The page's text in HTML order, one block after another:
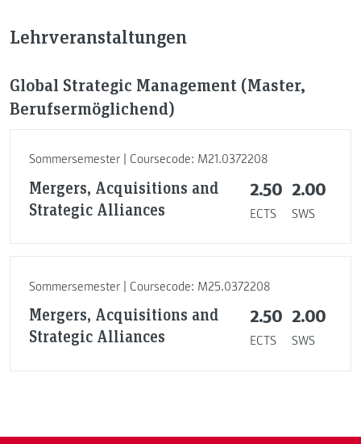
Lehrveranstaltungen
Global Strategic Management (Master,
Berufsermöglichend)
Sommersemester | Coursecode: M21.0372208
Mergers, Acquisitions and
Strategic Alliances
2.50
ECTS
2.00
SWS
Sommersemester | Coursecode: M25.0372208
Mergers, Acquisitions and
Strategic Alliances
2.50
ECTS
2.00
SWS